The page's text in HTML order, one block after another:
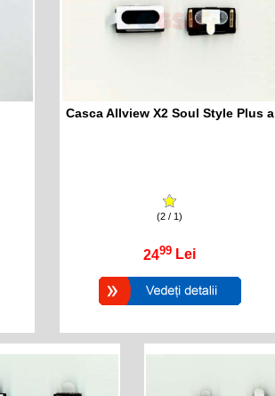
Casca Allview X2 Soul Style Plus a
(2 / 1)
2499 Lei